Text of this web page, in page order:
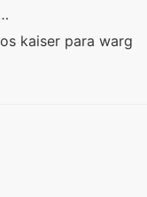
kaiser para warg